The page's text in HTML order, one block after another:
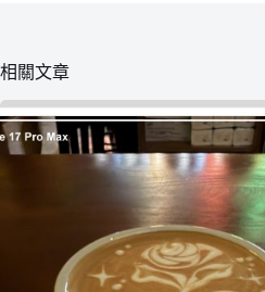
相關文章